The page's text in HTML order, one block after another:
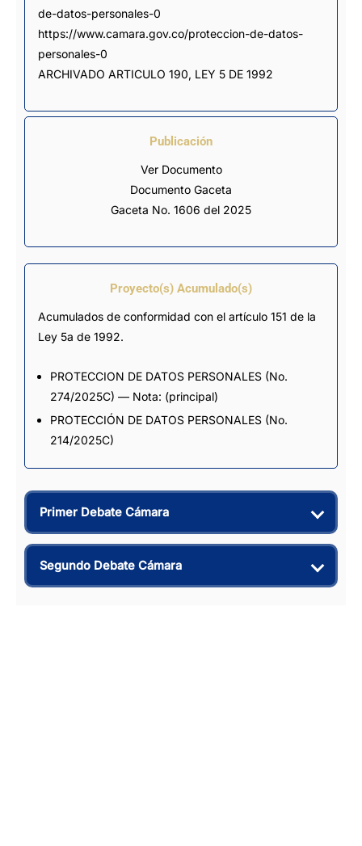
de-datos-personales-0
https://www.camara.gov.co/proteccion-de-datos-
personales-0
ARCHIVADO ARTICULO 190, LEY 5 DE 1992
Publicación
Ver Documento
Documento Gaceta
Gaceta No. 1606 del 2025
Proyecto(s) Acumulado(s)
Acumulados de conformidad con el artículo 151 de la
Ley 5a de 1992.
PROTECCION DE DATOS PERSONALES (No.
274/2025C) — Nota: (principal)
PROTECCIÓN DE DATOS PERSONALES (No.
214/2025C)
Primer Debate Cámara
Segundo Debate Cámara